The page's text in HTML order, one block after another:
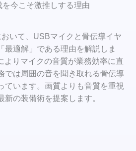
今こそ激推しする理由
いて、USBマイクと骨伝導イヤ
最適解」である理由を解説しま
よりマイクの音質が業務効率に直
では周囲の音を聞き取れる骨伝導
ています。画質よりも音質を重視
新の装備術を提案します。